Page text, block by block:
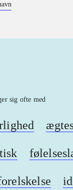
sig ofte med